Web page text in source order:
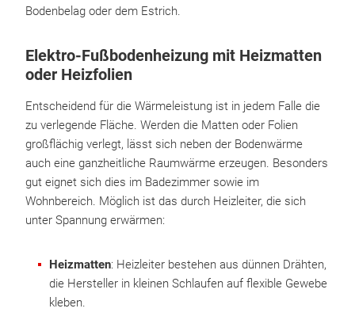
Bodenbelag oder dem Estrich.
Elektro-Fußbodenheizung mit Heizmatten
oder Heizfolien
Entscheidend für die Wärmeleistung ist in jedem Falle die
zu verlegende Fläche. Werden die Matten oder Folien
großflächig verlegt, lässt sich neben der Bodenwärme
auch eine ganzheitliche Raumwärme erzeugen. Besonders
gut eignet sich dies im Badezimmer sowie im
Wohnbereich. Möglich ist das durch Heizleiter, die sich
unter Spannung erwärmen:
Heizmatten: Heizleiter bestehen aus dünnen Drähten,
die Hersteller in kleinen Schlaufen auf flexible Gewebe
kleben.